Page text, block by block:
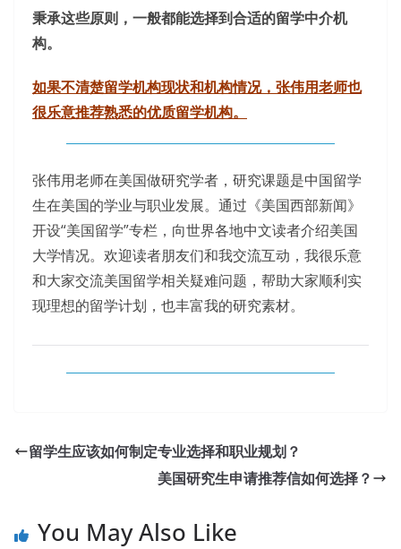
秉承这些原则，一般都能选择到合适的留学中介机
构。
如果不清楚留学机构现状和机构情况，张伟用老师也
很乐意推荐熟悉的优质留学机构。
张伟用老师在美国做研究学者，研究课题是中国留学
生在美国的学业与职业发展。通过《美国西部新闻》
开设“美国留学”专栏，向世界各地中文读者介绍美国
大学情况。欢迎读者朋友们和我交流互动，我很乐意
和大家交流美国留学相关疑难问题，帮助大家顺利实
现理想的留学计划，也丰富我的研究素材。
留学生应该如何制定专业选择和职业规划？
美国研究生申请推荐信如何选择？
You May Also Like